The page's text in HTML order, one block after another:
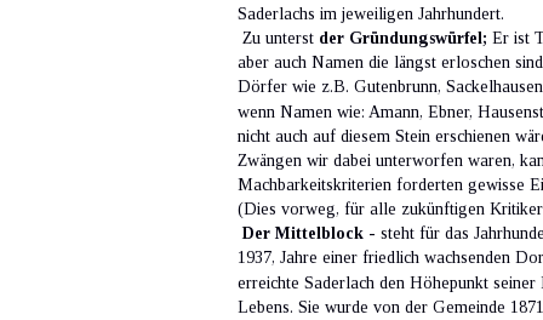
Saderlachs im jeweiligen Jahrhundert.
Zu unterst der Gründungswürfel; Er ist
aber auch Namen die längst erloschen
Dörfer wie z.B. Gutenbrunn,
wenn Namen wie: Amann, Ebner,
nicht auch auf diesem Stein erschienen
Zwängen wir dabei unterworfen waren,
Machbarkeitskriterien forderten gewisse
(Dies vorweg, für alle zukünftigen
Der Mittelblock - steht für das
1937, Jahre einer friedlich wachsenden
erreichte Saderlach den Höhepunkt
Lebens. Sie wurde von der Gemeinde